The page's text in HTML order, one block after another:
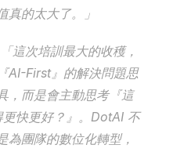
真的太大了。」
「這次培訓最大的收穫，
AI-First』的解決問題思
，而是會主動思考『這
快更好？』。DotAI 不
為團隊的數位化轉型，